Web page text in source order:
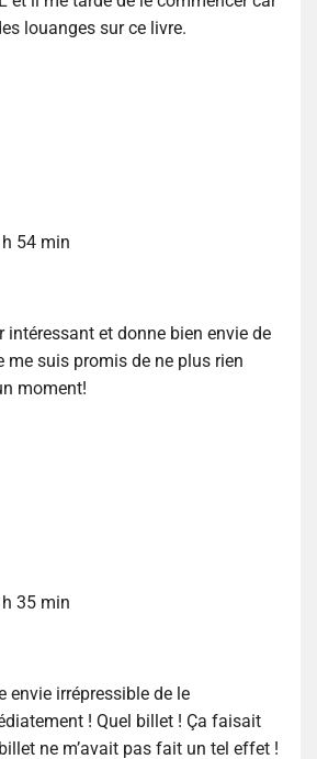
louanges sur ce livre.
54 min
intéressant et donne bien envie de
me suis promis de ne plus rien
moment!
35 min
envie irrépressible de le
! Quel billet ! Ça faisait
ne m’avait pas fait un tel effet !